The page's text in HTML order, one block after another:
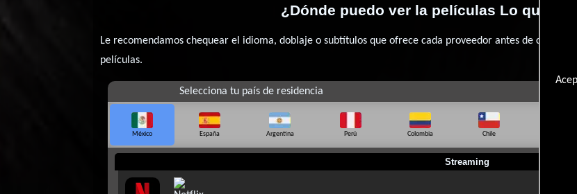
¿Dónde puedo ver la películas Lo que
Le recomendamos chequear el idioma, doblaje o subtítulos que ofrece cada proveedor antes de
películas.
Selecciona tu país de residencia
México España Argentina Perú Colombia Chile
Streaming